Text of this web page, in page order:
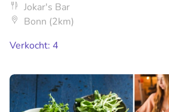
Jokar's Bar
Bonn (2km)
Verkocht: 4